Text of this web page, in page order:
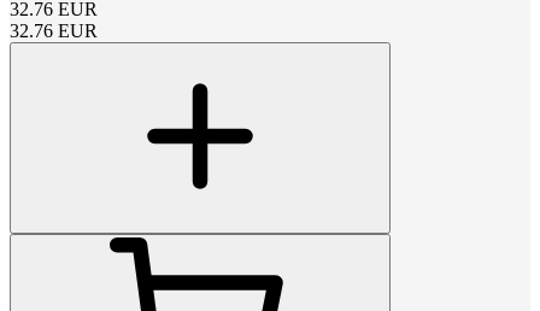
32.76 EUR
32.76 EUR